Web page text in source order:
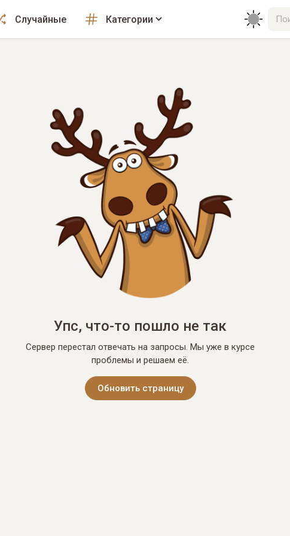
Случайные Категории
Упс, что-то пошло не так
Сервер перестал отвечать на запросы. Мы уже в курсе
проблемы и решаем её.
Обновить страницу